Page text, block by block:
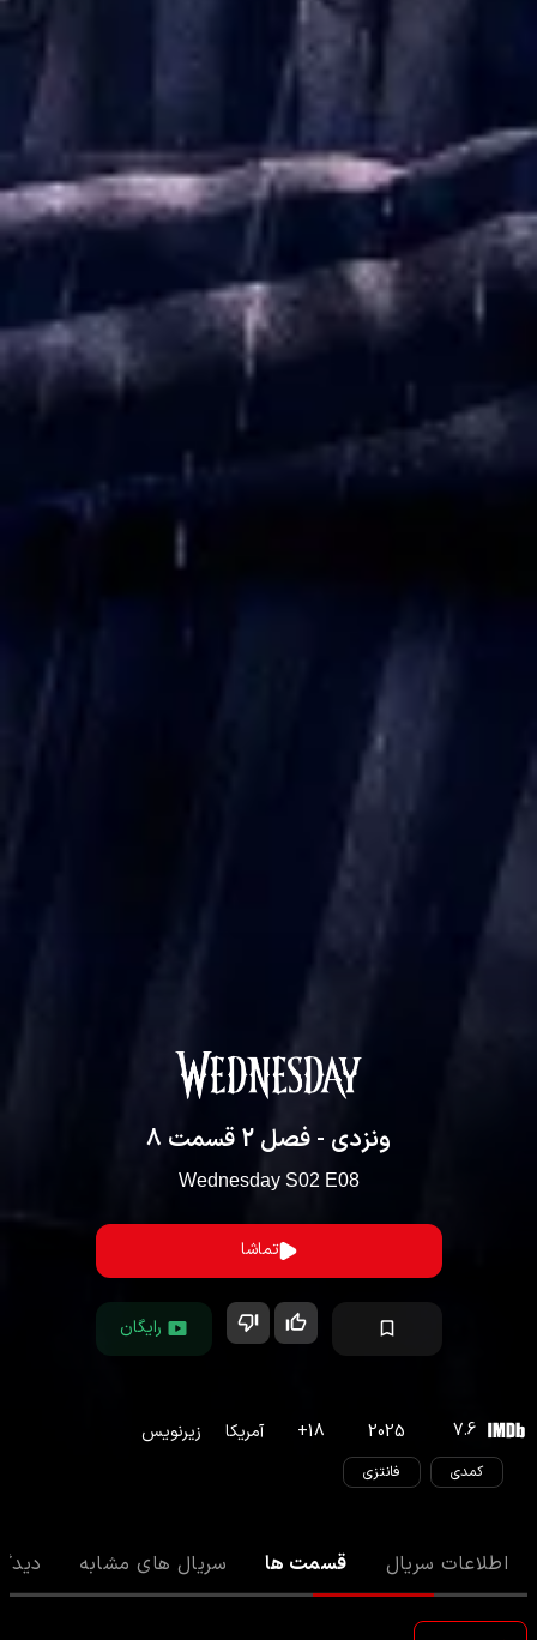
ونزدی - فصل 2 قسمت 8
WednesdayS02 E08
تماشا
رایگان
7.6
2025
18
+ آمریکا زیرنویس
کمدی فانتزی
اطلاعات سریال قسمت ها سریال های مشابه